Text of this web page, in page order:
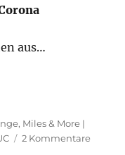
aus…
, Miles & More |
2 Kommentarezu